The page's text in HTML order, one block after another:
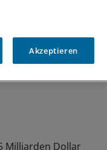
Milliarden Dollar
Akzeptieren